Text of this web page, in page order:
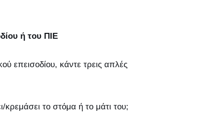
ή του ΠΙΕ
επεισοδίου, κάντε τρεις απλές
το στόμα ή το μάτι του;